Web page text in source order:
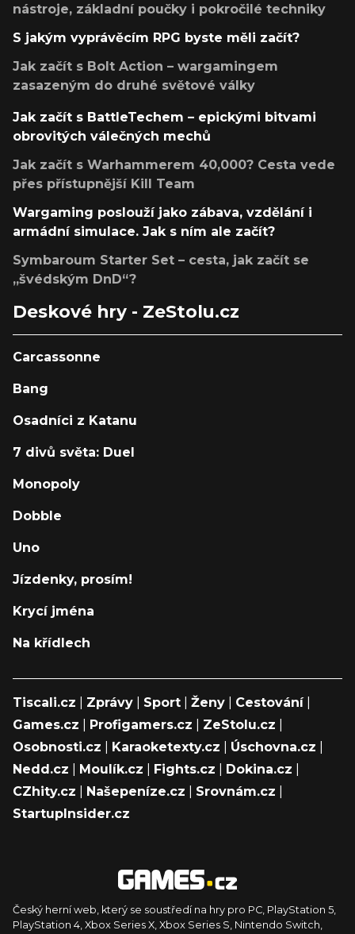
nástroje, základní poučky i pokročilé techniky
S jakým vyprávěcím RPG byste měli začít?
Jak začít s Bolt Action – wargamingem
zasazeným do druhé světové války
Jak začít s BattleTechem – epickými bitvami
obrovitých válečných mechů
Jak začít s Warhammerem 40,000? Cesta vede
přes přístupnější Kill Team
Wargaming poslouží jako zábava, vzdělání i
armádní simulace. Jak s ním ale začít?
Symbaroum Starter Set – cesta, jak začít se
„švédským DnD“?
Deskové hry - ZeStolu.cz
Carcassonne
Bang
Osadníci z Katanu
7 divů světa: Duel
Monopoly
Dobble
Uno
Jízdenky, prosím!
Krycí jména
Na křídlech
Tiscali.cz Zprávy Sport Ženy Cestování|
Games.cz
Profigamers.cz ZeStolu.cz
Osobnosti.cz
Karaoketexty.cz Úschovna.cz
Nedd.cz
Moulík.cz Fights.cz Dokina.cz
CZhity.cz
Našepeníze.cz Srovnám.cz
StartupInsider.cz
Český herní web, který se soustředí na hry pro PC, PlayStation 5,
PlayStation 4, Xbox Series X, Xbox Series S, Nintendo Switch,